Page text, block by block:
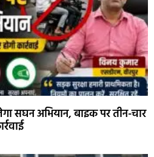
सघन अभियान, बाइक पर तीन-चार